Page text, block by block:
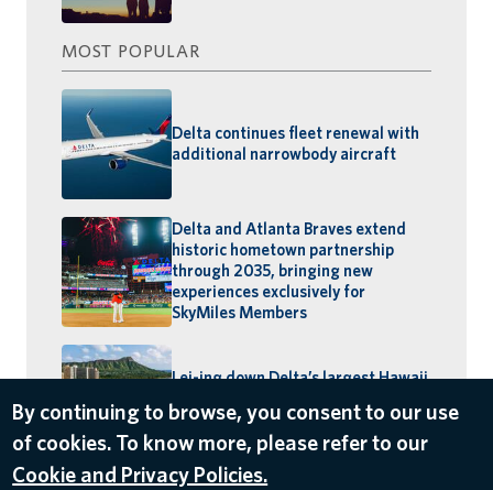
MOST POPULAR
Delta continues fleet renewal with
additional narrowbody aircraft
Delta and Atlanta Braves extend
historic hometown partnership
through 2035, bringing new
experiences exclusively for
SkyMiles Members
Lei-ing down Delta’s largest Hawaii
schedule: MSP–Maui launches,
BOS–Honolulu returns
By continuing to browse, you consent to our use
of cookies. To know more, please refer to our
Cookie and Privacy Policies.